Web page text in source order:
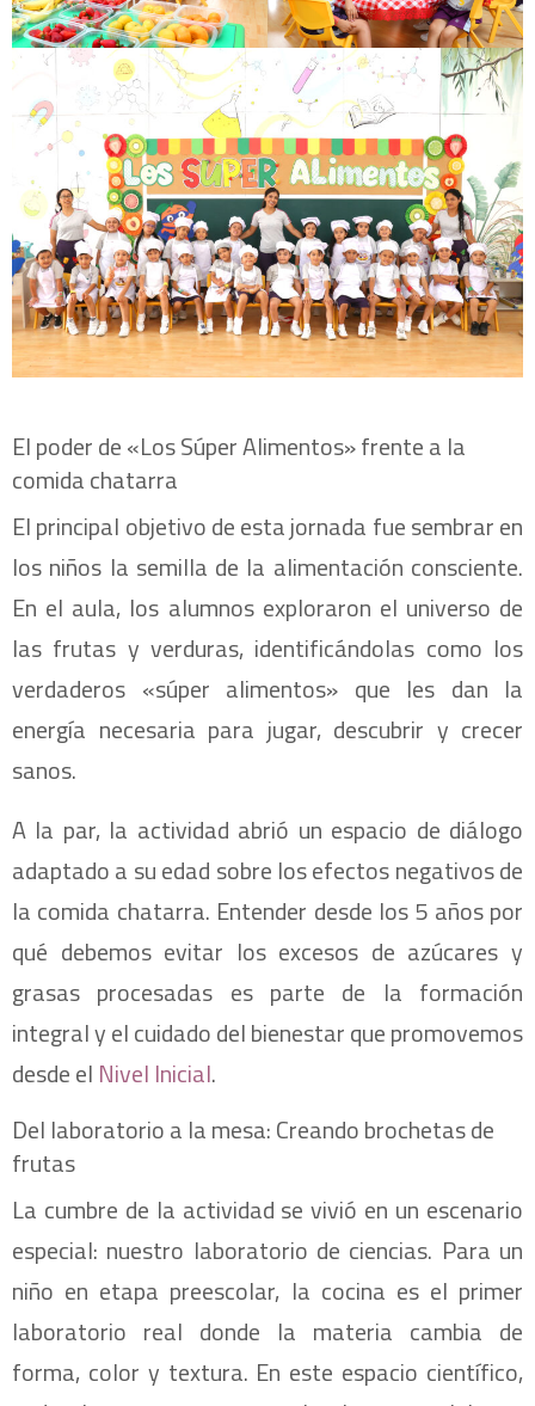
El poder de «Los Súper Alimentos» frente a la
comida chatarra
El principal objetivo de esta jornada fue sembrar en
los niños la semilla de la alimentación consciente.
En el aula, los alumnos exploraron el universo de
las frutas y verduras, identificándolas como los
verdaderos «súper alimentos» que les dan la
energía necesaria para jugar, descubrir y crecer
sanos.
A la par, la actividad abrió un espacio de diálogo
adaptado a su edad sobre los efectos negativos de
la comida chatarra. Entender desde los 5 años por
qué debemos evitar los excesos de azúcares y
grasas procesadas es parte de la formación
integral y el cuidado del bienestar que promovemos
desde el Nivel Inicial.
Del laboratorio a la mesa: Creando brochetas de
frutas
La cumbre de la actividad se vivió en un escenario
especial: nuestro laboratorio de ciencias. Para un
niño en etapa preescolar, la cocina es el primer
laboratorio real donde la materia cambia de
forma, color y textura. En este espacio científico,